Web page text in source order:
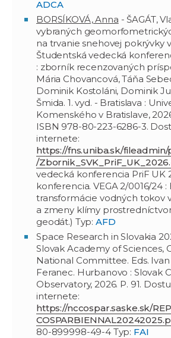
ADCA
BORSÍKOVÁ, Anna - ŠAGÁT,
vybraných
na trvanie snehovej pokrývky
Študentská vedecká
: zborník recenzovaných
Mária Chovancová, Táňa
Dominik Kostoláni, Dominik
Šmida. 1. vyd. - Bratislava :
Komenského v Bratislave, 2026,
ISBN 978-80-223-6286-3.
internete:
https://fns.uniba.sk/
/
vedecká konferencia PriF UK
konferencia. VEGA 2/0016/24
transformácie vodných tokov
a zmeny klímy
geodát.) Typ: AFD
Space Research in Slovakia
Slovak Academy of Sciences,
National Committee. Eds.
Feranec. Hurbanovo : Slovak
Observatory, 2026. P. 91.
internete:
https://nccospar.saske.sk/
80-899998-49-4 Typ: FAI